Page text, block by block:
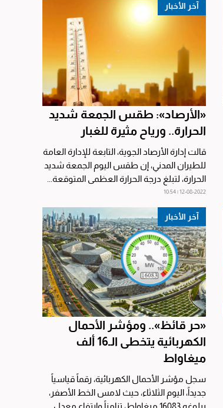
آخر الأخبار
«الأرصاد»: طقس الجمعة شديد
الحرارة.. ورياح مثيرة للغبار
قالت إدارة الأرصاد الجوية، التابعة للإدارة العامة
للطيران المدني، إن طقس اليوم الجمعة شديد
الحرارة، لتبلغ درجة الحرارة العظمى المتوقعة...
12-08-2022 | 10:54
آخر الأخبار
«حر قائظ».. ومؤشر الأحمال
الكهربائية يتخطى الـ16 ألف
ميغاواط
سجل مؤشر الأحمال الكهربائية، رقماً قياسياً
جديداً، اليوم الثلاثاء، حيث لامس الخط الأصفر،
ببلوغه 16083 ميغاواط، تزامناً وارتفاع معدل